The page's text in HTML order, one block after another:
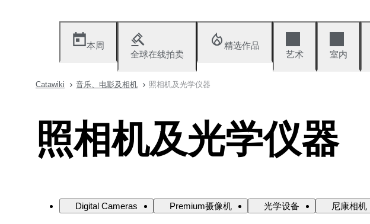
本周
全球在线拍卖
精选作品
艺术
室内
Catawiki 音乐、电影及相机 照相机及光学仪器
照相机及光学仪器
Digital Cameras Premium摄像机 光学设备 尼康相机